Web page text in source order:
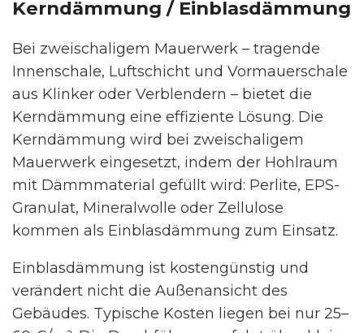
Kerndämmung / Einblasdämmung
Bei zweischaligem Mauerwerk – tragende
Innenschale, Luftschicht und Vormauerschale
aus Klinker oder Verblendern – bietet die
Kerndämmung eine effiziente Lösung. Die
Kerndämmung wird bei zweischaligem
Mauerwerk eingesetzt, indem der Hohlraum
mit Dämmmaterial gefüllt wird: Perlite, EPS-
Granulat, Mineralwolle oder Zellulose
kommen als Einblasdämmung zum Einsatz.
Einblasdämmung ist kostengünstig und
verändert nicht die Außenansicht des
Gebäudes. Typische Kosten liegen bei nur 25–